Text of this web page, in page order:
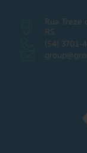
Rua Treze
RS
(54) 3701-